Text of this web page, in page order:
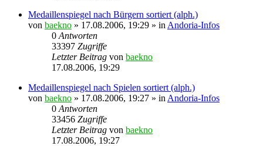
Medaillenspiegel nach Bürgern sortiert (alph.)
von baekno » 17.08.2006, 19:29 » in Andoria-Infos
0 Antworten
33397 Zugriffe
Letzter Beitrag von baekno
17.08.2006, 19:29
Medaillenspiegel nach Spielen sortiert (alph.)
von baekno » 17.08.2006, 19:27 » in Andoria-Infos
0 Antworten
33456 Zugriffe
Letzter Beitrag von baekno
17.08.2006, 19:27